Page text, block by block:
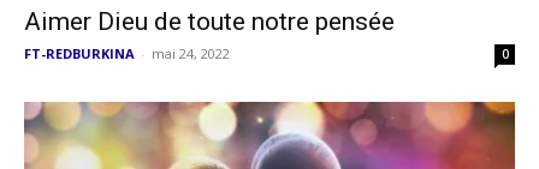
Aimer Dieu de toute notre pensée
FT-REDBURKINA - mai 24, 2022 0